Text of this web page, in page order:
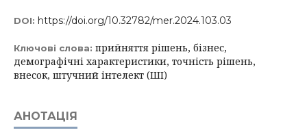
DOI: https://doi.org/10.32782/mer.2024.103.03
Ключові слова: прийняття рішень, бізнес,
демографічні характеристики, точність рішень,
внесок, штучний інтелект (ШІ)
АНОТАЦІЯ